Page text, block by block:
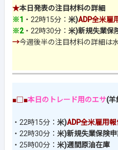
★本日発表の注目材料の詳細
※1 ・22時15分： 米)ADP全米雇
※2・22時30分： 米)新規失業保
→今週後半の注目材料の詳細は
■□■本日のトレード用のエサ(
・22時15分： 米)ADP全米雇用報
・22時30分： 米)新規失業保険
・25時00分： 米)週間原油在庫